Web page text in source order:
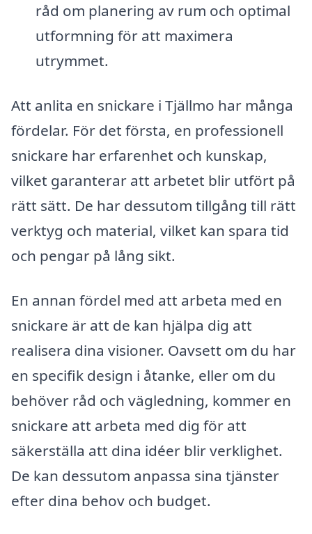
råd om planering av rum och optimal
utformning för att maximera
utrymmet.
Att anlita en snickare i Tjällmo har många
fördelar. För det första, en professionell
snickare har erfarenhet och kunskap,
vilket garanterar att arbetet blir utfört på
rätt sätt. De har dessutom tillgång till rätt
verktyg och material, vilket kan spara tid
och pengar på lång sikt.
En annan fördel med att arbeta med en
snickare är att de kan hjälpa dig att
realisera dina visioner. Oavsett om du har
en specifik design i åtanke, eller om du
behöver råd och vägledning, kommer en
snickare att arbeta med dig för att
säkerställa att dina idéer blir verklighet.
De kan dessutom anpassa sina tjänster
efter dina behov och budget.